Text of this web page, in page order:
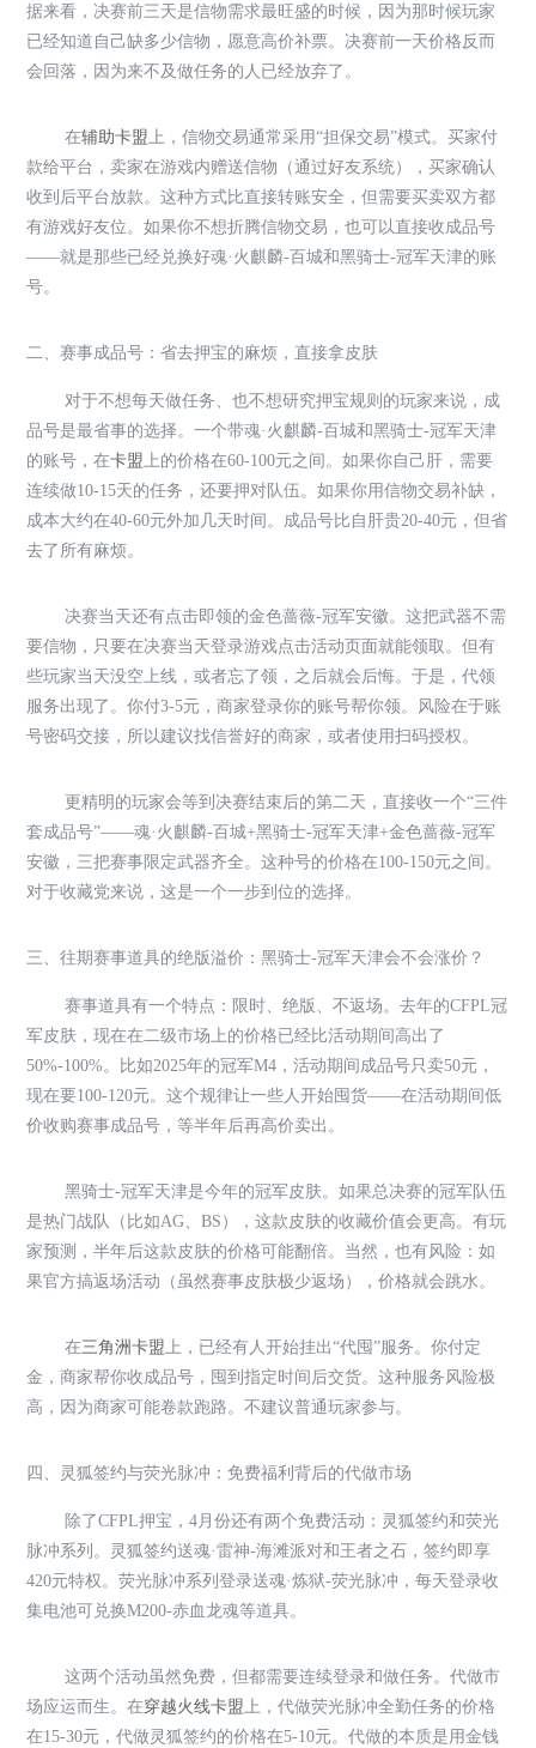
据来看，决赛前三天是信物需求最旺盛的时候，因为那时候玩家
已经知道自己缺多少信物，愿意高价补票。决赛前一天价格反而
会回落，因为来不及做任务的人已经放弃了。
在辅助卡盟上，信物交易通常采用“担保交易”模式。买家付
款给平台，卖家在游戏内赠送信物（通过好友系统），买家确认
收到后平台放款。这种方式比直接转账安全，但需要买卖双方都
有游戏好友位。如果你不想折腾信物交易，也可以直接收成品号
——就是那些已经兑换好魂·火麒麟-百城和黑骑士-冠军天津的账
号。
二、赛事成品号：省去押宝的麻烦，直接拿皮肤
对于不想每天做任务、也不想研究押宝规则的玩家来说，成
品号是最省事的选择。一个带魂·火麒麟-百城和黑骑士-冠军天津
的账号，在卡盟上的价格在60-100元之间。如果你自己肝，需要
连续做10-15天的任务，还要押对队伍。如果你用信物交易补缺，
成本大约在40-60元外加几天时间。成品号比自肝贵20-40元，但省
去了所有麻烦。
决赛当天还有点击即领的金色蔷薇-冠军安徽。这把武器不需
要信物，只要在决赛当天登录游戏点击活动页面就能领取。但有
些玩家当天没空上线，或者忘了领，之后就会后悔。于是，代领
服务出现了。你付3-5元，商家登录你的账号帮你领。风险在于账
号密码交接，所以建议找信誉好的商家，或者使用扫码授权。
更精明的玩家会等到决赛结束后的第二天，直接收一个“三件
套成品号”——魂·火麒麟-百城+黑骑士-冠军天津+金色蔷薇-冠军
安徽，三把赛事限定武器齐全。这种号的价格在100-150元之间。
对于收藏党来说，这是一个一步到位的选择。
三、往期赛事道具的绝版溢价：黑骑士-冠军天津会不会涨价？
赛事道具有一个特点：限时、绝版、不返场。去年的CFPL冠
军皮肤，现在在二级市场上的价格已经比活动期间高出了
50%-100%。比如2025年的冠军M4，活动期间成品号只卖50元，
现在要100-120元。这个规律让一些人开始囤货——在活动期间低
价收购赛事成品号，等半年后再高价卖出。
黑骑士-冠军天津是今年的冠军皮肤。如果总决赛的冠军队伍
是热门战队（比如AG、BS），这款皮肤的收藏价值会更高。有玩
家预测，半年后这款皮肤的价格可能翻倍。当然，也有风险：如
果官方搞返场活动（虽然赛事皮肤极少返场），价格就会跳水。
在三角洲卡盟上，已经有人开始挂出“代囤”服务。你付定
金，商家帮你收成品号，囤到指定时间后交货。这种服务风险极
高，因为商家可能卷款跑路。不建议普通玩家参与。
四、灵狐签约与荧光脉冲：免费福利背后的代做市场
除了CFPL押宝，4月份还有两个免费活动：灵狐签约和荧光
脉冲系列。灵狐签约送魂·雷神-海滩派对和王者之石，签约即享
420元特权。荧光脉冲系列登录送魂·炼狱-荧光脉冲，每天登录收
集电池可兑换M200-赤血龙魂等道具。
这两个活动虽然免费，但都需要连续登录和做任务。代做市
场应运而生。在穿越火线卡盟上，代做荧光脉冲全勤任务的价格
在15-30元，代做灵狐签约的价格在5-10元。代做的本质是用金钱